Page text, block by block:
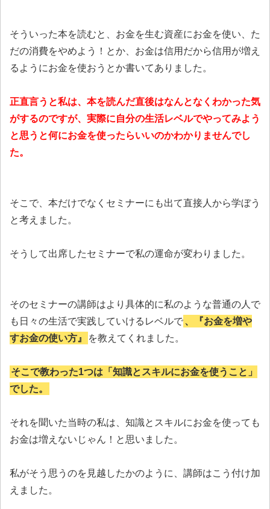
そういった本を読むと、お金を生む資産にお金を使い、た
だの消費をやめよう！とか、お金は信用だから信用が増え
るようにお金を使おうとか書いてありました。
正直言うと私は、本を読んだ直後はなんとなくわかった気
がするのですが、実際に自分の生活レベルでやってみよう
と思うと何にお金を使ったらいいのかわかりませんでし
た。
そこで、本だけでなくセミナーにも出て直接人から学ぼう
と考えました。
そうして出席したセミナーで私の運命が変わりました。
そのセミナーの講師はより具体的に私のような普通の人で
も日々の生活で実践していけるレベルで、『お金を増や
すお金の使い方』
を教えてくれました。
そこで教わった1つは「知識とスキルにお金を使うこと」
でした。
それを聞いた当時の私は、知識とスキルにお金を使っても
お金は増えないじゃん！と思いました。
私がそう思うのを見越したかのように、講師はこう付け加
えました。